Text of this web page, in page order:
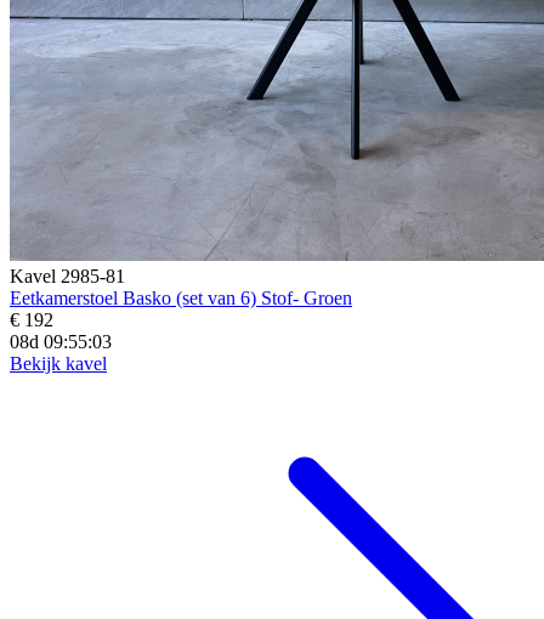
Kavel 2985-81
Eetkamerstoel Basko (set van 6) Stof- Groen
€ 192
08d 09:55:02
Bekijk kavel